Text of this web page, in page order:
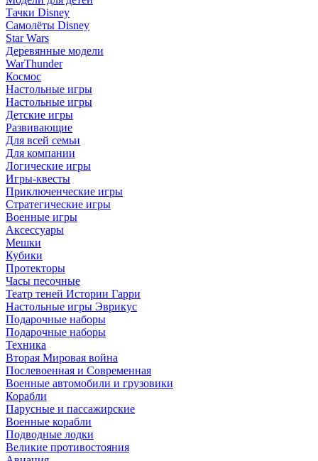
Тачки Disney
Самолёты Disney
Star Wars
Деревянные модели
WarThunder
Космос
Настольные игры
Настольные игры
Детские игры
Развивающие
Для всей семьи
Для компании
Логические игры
Игры-квесты
Приключенческие игры
Стратегические игры
Военные игры
Аксессуары
Мешки
Кубики
Протекторы
Часы песочные
Театр теней Истории Гарри
Настольные игры Эврикус
Подарочные наборы
Подарочные наборы
Техника
Вторая Мировая война
Послевоенная и Современная
Военные автомобили и грузовики
Корабли
Парусные и пассажирские
Военные корабли
Подводные лодки
Великие противостояния